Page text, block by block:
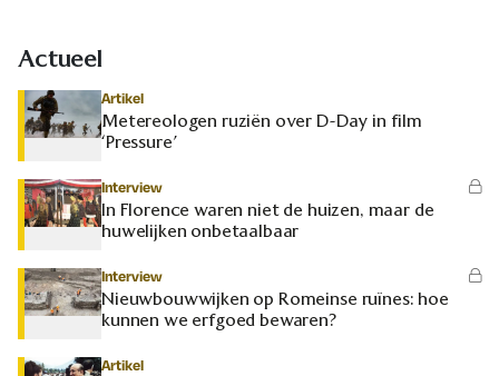
Actueel
Artikel
Metereologen ruziën over D-Day in film
‘Pressure’
Interview
In Florence waren niet de huizen, maar de
huwelijken onbetaalbaar
Interview
Nieuwbouwwijken op Romeinse ruïnes: hoe
kunnen we erfgoed bewaren?
Artikel